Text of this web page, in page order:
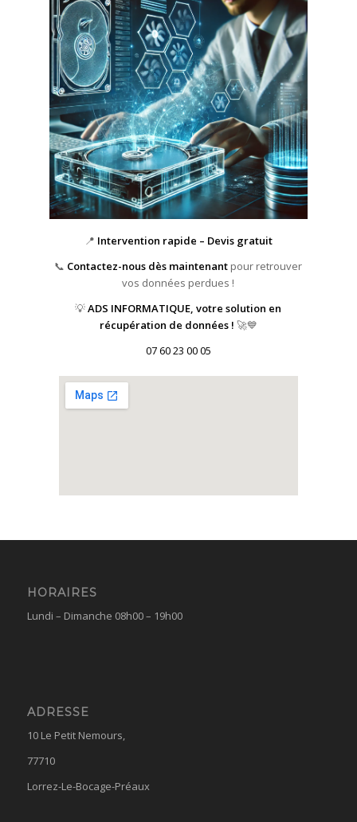
📍 Intervention rapide – Devis gratuit
📞 Contactez-nous dès maintenant pour retrouver
vos données perdues !
💡ADS INFORMATIQUE, votre solution en
récupération de données ! 🚀💙
07 60 23 00 05
HORAIRES
Lundi – Dimanche 08h00 – 19h00
ADRESSE
10 Le Petit Nemours,
77710
Lorrez-Le-Bocage-Préaux